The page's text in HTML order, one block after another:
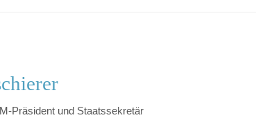
Präsident und Staatssekretär